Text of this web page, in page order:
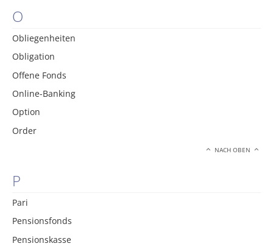
O
Obliegenheiten
Obligation
Offene Fonds
Online-Banking
Option
Order
NACH OBEN
P
Pari
Pensionsfonds
Pensionskasse